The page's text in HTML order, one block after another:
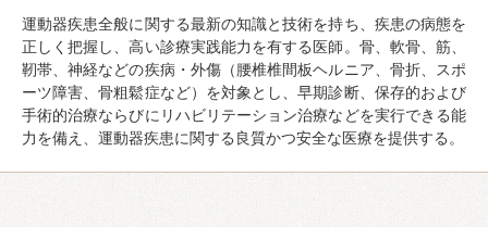
運動器疾患全般に関する最新の知識と技術を持ち、疾患の病態を
正しく把握し、高い診療実践能力を有する医師。骨、軟骨、筋、
靭帯、神経などの疾病・外傷（腰椎椎間板ヘルニア、骨折、スポ
ーツ障害、骨粗鬆症など）を対象とし、早期診断、保存的および
手術的治療ならびにリハビリテーション治療などを実行できる能
力を備え、運動器疾患に関する良質かつ安全な医療を提供する。